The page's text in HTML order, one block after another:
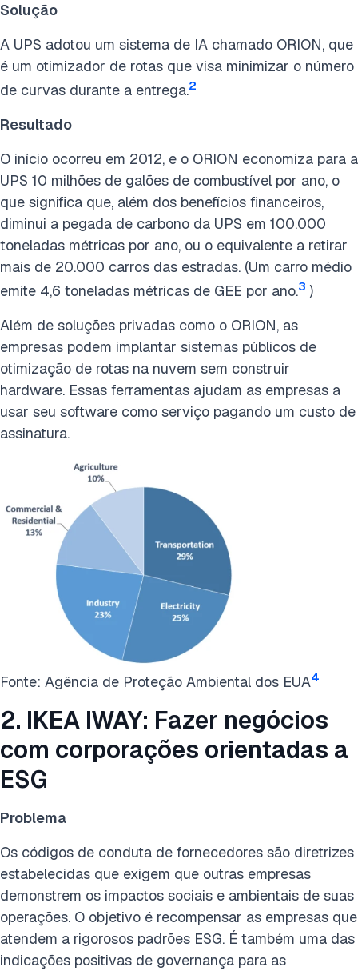
Solução
A UPS adotou um sistema de IA chamado ORION, que
é um otimizador de rotas que visa minimizar o número
de curvas durante a entrega.2
Resultado
O início ocorreu em 2012, e o ORION economiza para a
UPS 10 milhões de galões de combustível por ano, o
que significa que, além dos benefícios financeiros,
diminui a pegada de carbono da UPS em 100.000
toneladas métricas por ano, ou o equivalente a retirar
mais de 20.000 carros das estradas. (Um carro médio
emite 4,6 toneladas métricas de GEE por ano.3 )
Além de soluções privadas como o ORION, as
empresas podem implantar sistemas públicos de
otimização de rotas na nuvem sem construir
hardware. Essas ferramentas ajudam as empresas a
usar seu software como serviço pagando um custo de
assinatura.
Fonte: Agência de Proteção Ambiental dos EUA4
2. IKEA IWAY: Fazer negócios
com corporações orientadas a
ESG
Problema
Os códigos de conduta de fornecedores são diretrizes
estabelecidas que exigem que outras empresas
demonstrem os impactos sociais e ambientais de suas
operações. O objetivo é recompensar as empresas que
atendem a rigorosos padrões ESG. É também uma das
indicações positivas de governança para as